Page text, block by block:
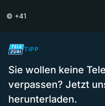
© +41
TIPP
Sie wollen keine
verpassen? Jetzt
herunterladen.